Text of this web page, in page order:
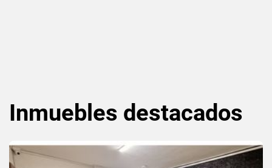
Inmuebles destacados